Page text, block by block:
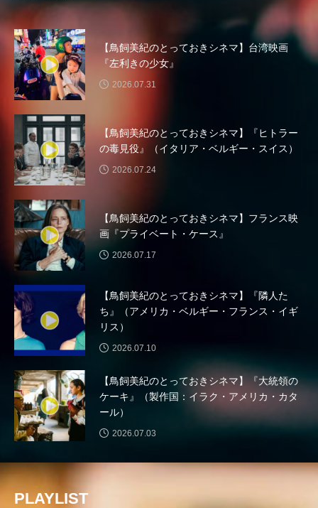
修学旅行 兄を持ち運べるサイズに
先生からのメッセージ 入国審査 入園
入園説明会
六甲山 兵庫こだわり城紀行 兵庫県
兵庫県三田市
兵庫陶芸美術館 内田麟太郎 内藤剛志
刀剣乱舞 初監督作
北摂学園幼稚園 北村一輝 北野天神
十二人の狩人 卒団コンサート
卒園するみんなへ 卒業 取材日記
古代 台湾 合作
吉高由里子
【鳥飼美紀のとっておきシネマ】台湾映画
『左利きの少女』
2026.07.31
【鳥飼美紀のとっておきシネマ】『ヒトラー
の毒見役』（イタリア・ベルギー・スイス）
2026.07.24
【鳥飼美紀のとっておきシネマ】フランス映
画『プライベート・ケース』
2026.07.17
【鳥飼美紀のとっておきシネマ】『隣人た
ち』（アメリカ・ベルギー・フランス・イギ
リス）
2026.07.10
【鳥飼美紀のとっておきシネマ】『大統領の
ケーキ』（製作国：イラク・アメリカ・カタ
ール）
2026.07.03
PLAYLIST